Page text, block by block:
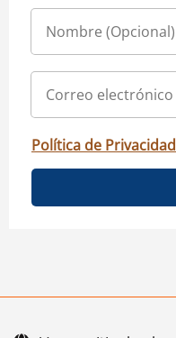
Política de Privacidad